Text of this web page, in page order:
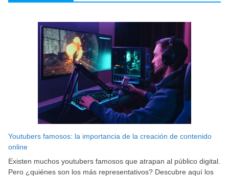
Youtubers famosos: la importancia de la creación de contenido
online
Existen muchos youtubers famosos que atrapan al público digital.
Pero ¿quiénes son los más representativos? Descubre aquí los